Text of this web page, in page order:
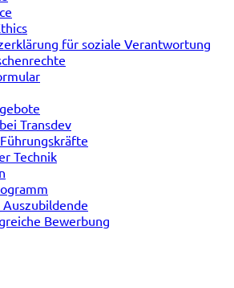
für soziale Verantwortung
Transdev
Technik
Auszubildende
Bewerbung